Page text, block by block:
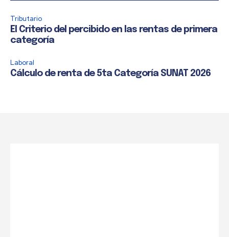
Tributario
El Criterio del percibido en las rentas de primera
categoría
Laboral
Cálculo de renta de 5ta Categoría SUNAT 2026